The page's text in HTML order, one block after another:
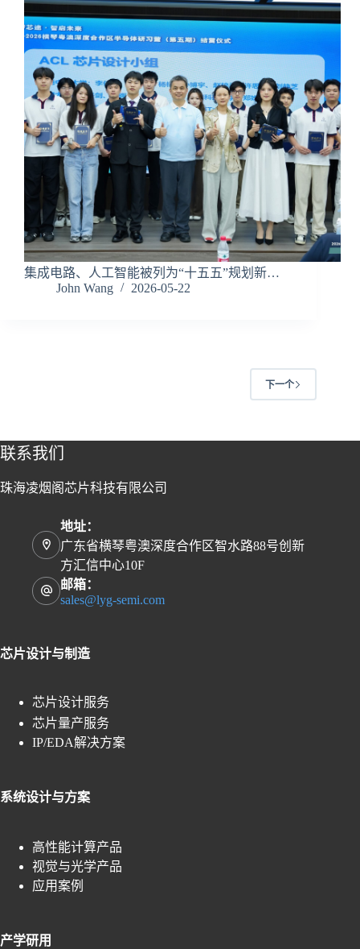
集成电路、人工智能被列为“十五五”规划新…
John Wang
2026-05-22
下一个
联系我们
珠海凌烟阁芯片科技有限公司
地址：
广东省横琴粤澳深度合作区智水路88号创新
方汇信中心10F
邮箱：
sales@lyg-semi.com
芯片设计与制造
芯片设计服务
芯片量产服务
IP/EDA解决方案
系统设计与方案
高性能计算产品
视觉与光学产品
应用案例
产学研用